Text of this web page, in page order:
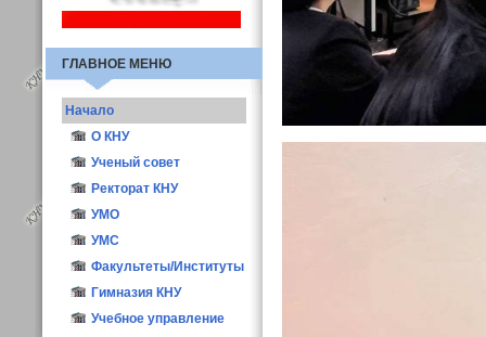
ГЛАВНОЕ МЕНЮ
Начало
О КНУ
Общие сведения
Структура
Атрибутика КНУ
Ректоры КНУ
Опросы
Конкурс ППС-2016
Ученый совет
Иш мерчеми
Состав УС
Заседания УС
Учёный секретарь
Материалы
Ректорат КНУ
УМО
УМС
Факультеты/Институты
Гимназия КНУ
Учебное управление